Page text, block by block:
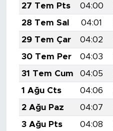
27 Tem Pts
04:00
28 Tem Sal
04:01
29 Tem Çar
04:02
30 Tem Per
04:03
31 Tem Cum
04:05
1 Ağu Cts
04:06
2 Ağu Paz
04:07
3 Ağu Pts
04:08